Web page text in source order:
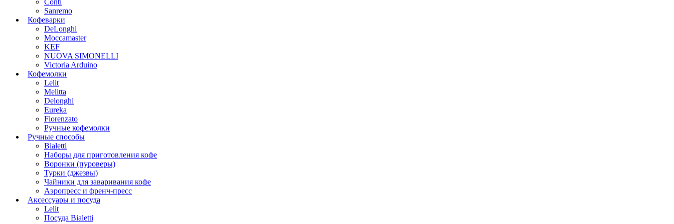
Conti
Sanremo
Кофеварки
DeLonghi
Moccamaster
KEF
NUOVA SIMONELLI
Victoria Arduino
Кофемолки
Lelit
Melitta
Delonghi
Eureka
Fiorenzato
Ручные кофемолки
Ручные способы
Bialetti
Наборы для приготовления кофе
Воронки (пуроверы)
Турки (джезвы)
Чайники для заваривания кофе
Аэропресс и френч-пресс
Аксессуары и посуда
Lelit
Посуда Bialetti